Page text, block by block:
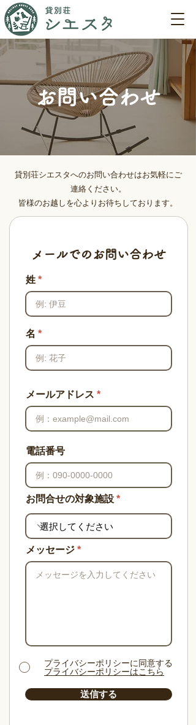
お問い合わせ
貸別荘シエスタへのお問い合わせはお気軽にご
連絡ください。
​皆様のお越しを心よりお待ちしております。
メールでのお問い合わせ
姓
名
メールアドレス
電話番号
お問合せの対象施設
メッセージ
プライバシーポリシーに同意する
プライバシーポリシーはこちら
送信する